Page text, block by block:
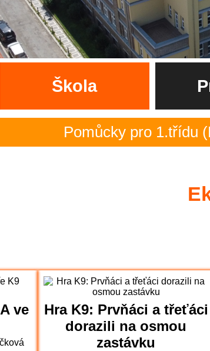
Škola
Pomůcky pro 1.třídu (Pro
2.- 5.ročník na plovárně
na výletě v Hradci Králové
den pátý - bronz z
ve
Hra K9: Prvňáci a třeťáci
dorazili na osmou
zastávku